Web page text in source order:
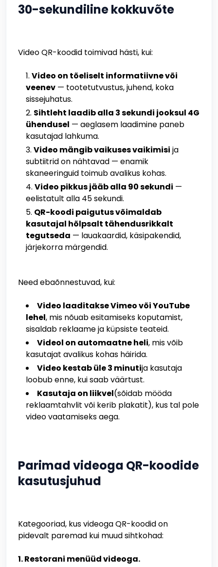
30-sekundiline kokkuvõte
Video QR-koodid toimivad hästi, kui:
Video on tõeliselt informatiivne või
veenev — tootetutvustus, juhend, koka
sissejuhatus.
Sihtleht laadib alla 3 sekundi jooksul 4G
ühendusel — aeglasem laadimine paneb
kasutajad lahkuma.
Video mängib vaikuses vaikimisi ja
subtiitrid on nähtavad — enamik
skaneeringuid toimub avalikus kohas.
Video pikkus jääb alla 90 sekundi —
eelistatult alla 45 sekundi.
QR-koodi paigutus võimaldab
kasutajal hõlpsalt tähendusrikkalt
tegutseda — lauakaardid, käsipakendid,
järjekorra märgendid.
Need ebaõnnestuvad, kui:
Video laaditakse Vimeo või YouTube
lehel, mis nõuab esitamiseks koputamist,
sisaldab reklaame ja küpsiste teateid.
Videol on automaatne heli, mis võib
kasutajat avalikus kohas häirida.
Video kestab üle 3 minutija kasutaja
loobub enne, kui saab väärtust.
Kasutaja on liikvel(sõidab mööda
reklaamtahvlit või kerib plakatit), kus tal pole
video vaatamiseks aega.
Parimad videoga QR-koodide
kasutusjuhud
Kategooriad, kus videoga QR-koodid on
pidevalt paremad kui muud sihtkohad:
1. Restorani menüüd videoga.